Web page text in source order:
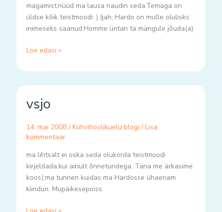
magamist,nüüd ma lausa naudin seda.Temaga on
üldse kõik teistmoodi: ) Jjah, Hardo on mulle olulisks
inimeseks saanud.Homme üritan ta mängule jõuda(a)
Loe edasi »
vsjo
14. mai 2008 / Kohvihoolikuelu blogi / Lisa
kommentaar
ma lihtsalt ei oska seda olukorda teistmoodi
kirjeldada,kui ainult õnnetundega. Täna me ärkasime
koos(:ma tunnen kuidas ma Hardosse ühaenam
kiindun. Mupäikesepoiss.